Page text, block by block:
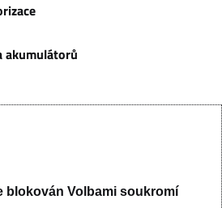
akumulátorů
blokován Volbami soukromí